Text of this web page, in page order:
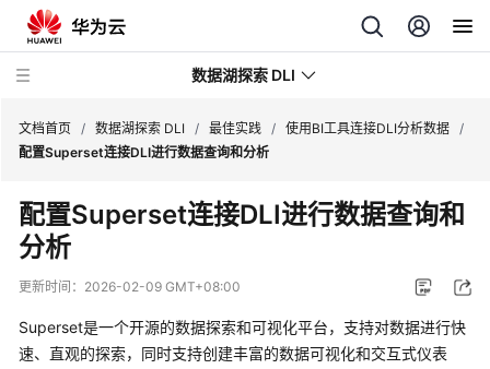
数据湖探索 DLI
最
新
动
务
文档首页 / 数据湖探索 DLI / 最佳实践 / 使用BI工具连接DLI分析数据 /
配置Superset连接DLI进行数据查询和分析
配置Superset连接DLI进行数据查询和
分析
更新时间： 2026-02-09 GMT+08:00
Superset是一个开源的数据探索和可视化平台，支持对数据进行快
速、直观的探索，同时支持创建丰富的数据可视化和交互式仪表